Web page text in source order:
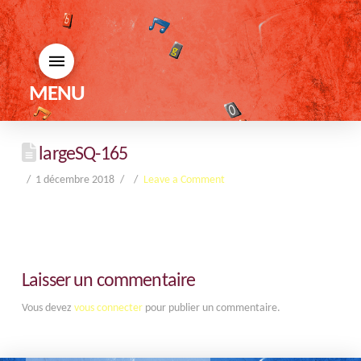
MENU
largeSQ-165
1 décembre 2018 Leave a Comment
Laisser un commentaire
Vous devez vous connecterpour publier un commentaire.